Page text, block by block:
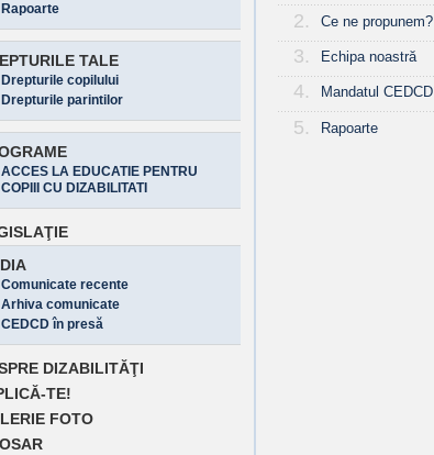
Rapoarte
TALE
Drepturile copilului
Drepturile parintilor
ACCES LA EDUCATIE PENTRU
COPIII CU DIZABILITATI
Comunicate recente
Arhiva comunicate
CEDCD în presă
DIZABILITĂŢI
TE!
FOTO
2. Ce ne propunem?
3. Echipa noastră
4. Mandatul CEDCD
5. Rapoarte